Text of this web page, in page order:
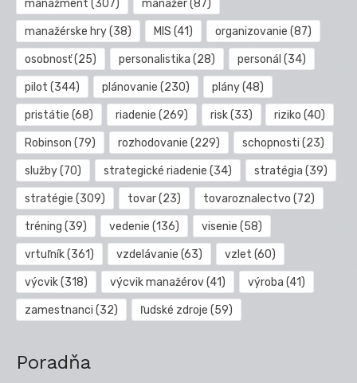
manažment (307) manažér(87)
manažérske hry(38) MIS (41) organizovanie (87)
osobnosť(25) personalistika (28) personál (34)
pilot (344) plánovanie (230) plány(48)
pristátie (68) riadenie (269) risk(33) riziko (40)
Robinson (79) rozhodovanie (229) schopnosti (23)
služby(70) strategické riadenie (34) stratégia (39)
stratégie (309) tovar(23) tovaroznalectvo (72)
tréning (39) vedenie (136) visenie (58)
vrtuľník(361) vzdelávanie (63) vzlet (60)
výcvik(318) výcvik manažérov(41) výroba (41)
zamestnanci (32) ľudské zdroje (59)
Poradňa